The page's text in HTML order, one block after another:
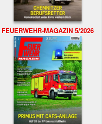
FEUERWEHR-MAGAZIN 5/2026